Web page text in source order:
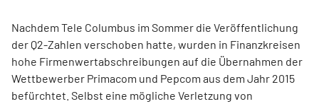
Nachdem Tele Columbus im Sommer die Veröffentlichung
der Q2-Zahlen verschoben hatte, wurden in Finanzkreisen
hohe Firmenwertabschreibungen auf die Übernahmen der
Wettbewerber Primacom und Pepcom aus dem Jahr 2015
befürchtet. Selbst eine mögliche Verletzung von